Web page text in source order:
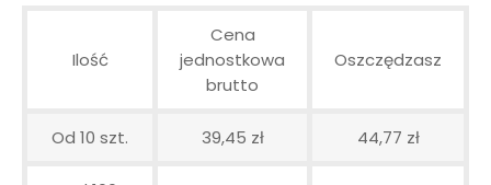
Ilość
Cena
jednostkowa
brutto
Oszczędzasz
Od 10 szt. 39,45 zł 44,77 zł